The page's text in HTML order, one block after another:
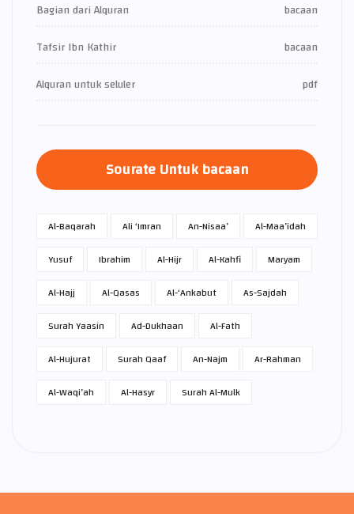
Bagian dari Alquran
bacaan
Tafsir Ibn Kathir
bacaan
Alquran untuk seluler
pdf
Sourate Untuk bacaan
Al-Baqarah Ali ‘Imran An-Nisaa’
Al-Maa’idah
Yusuf
Ibrahim Al-Hijr Al-Kahfi
Maryam
Al-Hajj
Al-Qasas Al-‘Ankabut
As-Sajdah
Surah Yaasin
Ad-Dukhaan
Al-Fath
Al-Hujurat
Surah Qaaf An-Najm
Ar-Rahman
Al-Waqi’ah
Al-Hasyr Surah Al-Mulk